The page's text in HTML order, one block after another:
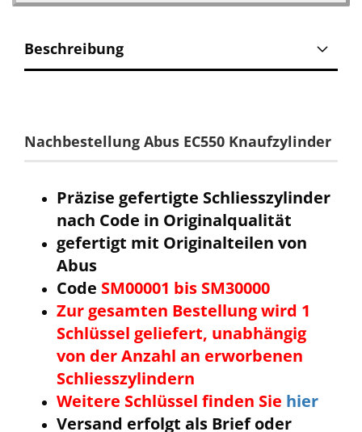
Beschreibung
Nachbestellung Abus EC550 Knaufzylinder
Präzise gefertigte Schliesszylinder
nach Code in Originalqualität
gefertigt mit Originalteilen von
Abus
Code SM00001 bis SM30000
Zur gesamten Bestellung wird 1
Schlüssel geliefert, unabhängig
von der Anzahl an erworbenen
Schliesszylindern
Weitere Schlüssel finden Sie hier
Versand erfolgt als Brief oder